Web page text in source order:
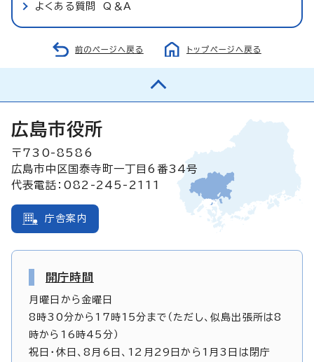
よくある質問 Q＆A
前のページへ戻る トップページへ戻る
広島市役所
〒730-8586
広島市中区国泰寺町一丁目6番34号
代表電話：082-245-2111
庁舎案内
開庁時間
月曜日から金曜日
8時30分から17時15分まで（ただし、似島出張所は8
時から16時45分）
祝日・休日、8月6日、12月29日から1月3日は閉庁